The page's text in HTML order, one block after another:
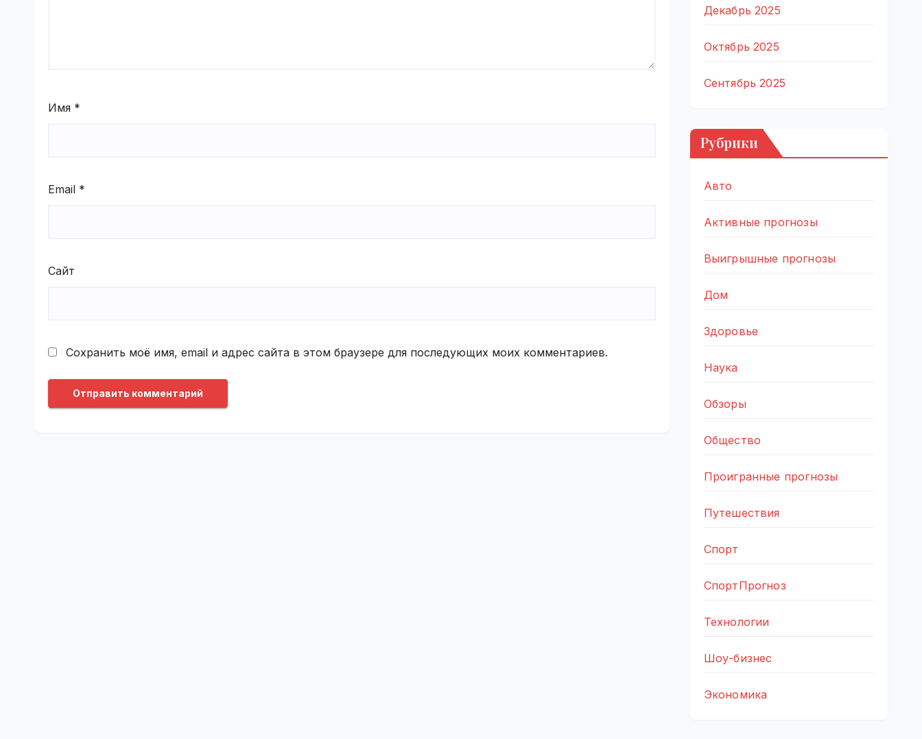
Имя *
Email *
Сайт
Сохранить моё имя, email и адрес сайта в этом браузере для последующих моих комментариев.
Декабрь 2025
Октябрь 2025
Сентябрь 2025
Рубрики
Авто
Активные прогнозы
Выигрышные прогнозы
Дом
Здоровье
Наука
Обзоры
Общество
Проигранные прогнозы
Путешествия
Спорт
СпортПрогноз
Технологии
Шоу-бизнес
Экономика